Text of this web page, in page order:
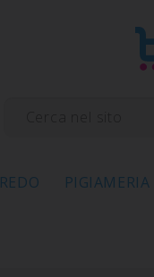
PIGIAMERIA